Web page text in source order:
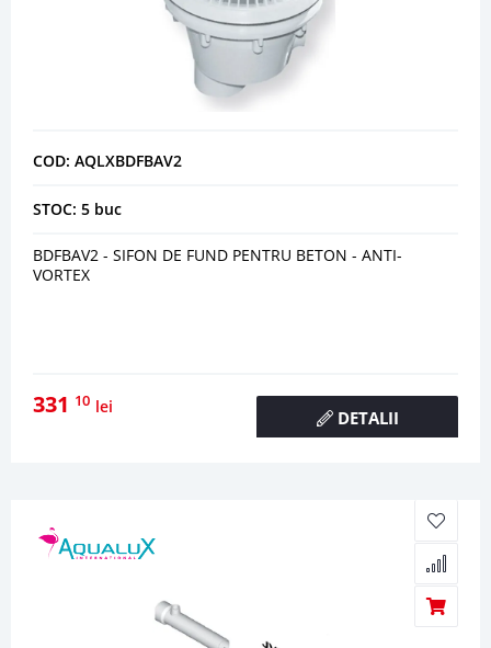
COD: AQLXBDFBAV2
STOC: 5 buc
BDFBAV2 - SIFON DE FUND PENTRU BETON - ANTI-
VORTEX
331 10 lei
DETALII